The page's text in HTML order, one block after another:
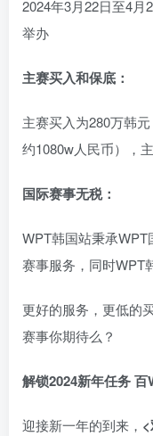
2024年3月22日至4月
举办
主赛买入和保底：
主赛买入为280万韩
约1080w人民币），
国际赛事无税：
WPT韩国站秉承
赛事服务，同时WPT
更好的服务，更低的
赛事你期待么？
解锁2024新年任务百
迎接新一年的到来，